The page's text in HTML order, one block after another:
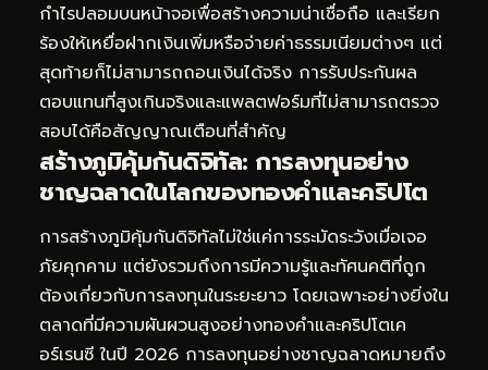
กำไรปลอมบนหน้าจอเพื่อสร้างความน่าเชื่อถือ และเรียก
ร้องให้เหยื่อฝากเงินเพิ่มหรือจ่ายค่าธรรมเนียมต่างๆ แต่
สุดท้ายก็ไม่สามารถถอนเงินได้จริง การรับประกันผล
ตอบแทนที่สูงเกินจริงและแพลตฟอร์มที่ไม่สามารถตรวจ
สอบได้คือสัญญาณเตือนที่สำคัญ
สร้างภูมิคุ้มกันดิจิทัล: การลงทุนอย่าง
ชาญฉลาดในโลกของทองคำและคริปโต
การสร้างภูมิคุ้มกันดิจิทัลไม่ใช่แค่การระมัดระวังเมื่อเจอ
ภัยคุกคาม แต่ยังรวมถึงการมีความรู้และทัศนคติที่ถูก
ต้องเกี่ยวกับการลงทุนในระยะยาว โดยเฉพาะอย่างยิ่งใน
ตลาดที่มีความผันผวนสูงอย่างทองคำและคริปโตเค
อร์เรนซี ในปี 2026 การลงทุนอย่างชาญฉลาดหมายถึง